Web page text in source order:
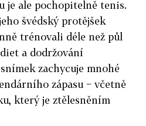
je ale pochopitelně tenis.
švédský protějšek
trénovali déle než půl
a dodržování
zachycuje mnohé
zápasu − včetně
který je ztělesněním